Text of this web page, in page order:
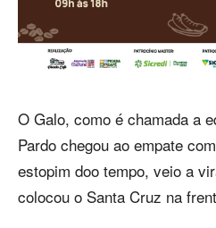
O Galo, como é chamada a
Pardo chegou ao empate
estopim doo tempo, veio a
colocou o Santa Cruz na